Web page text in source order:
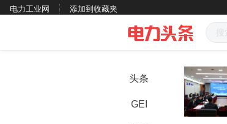
电力工业网 添加到收藏夹
头条
GEI